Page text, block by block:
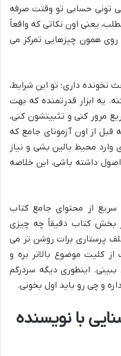
تونی حسابی تو وقتت صرفه
یعنی اون نکاتی که واقعاً
همون چیزهایی تمرکز می
داری؛ تو این شرایط،
یه ابزار قدرتمنده که بهت
مرور کنی و تثبیتشون کنی،
قبل از اون آزمونای جامع که
محیط بالین بشی و نیاز
داشته باشی، این خلاصه
سریع از محتوای جامع کتاب
بخش کتاب دقیقاً چه چیزی
پرستاری برات روشن تر می
کلیت موضوع بالاتر بره و
اینطوری دیگه سردرگم
و چی رو باید اول بخونی.
با نویسنده